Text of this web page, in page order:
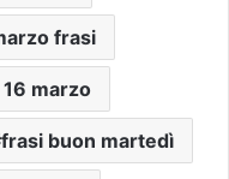
frasi
marzo
frasi buon martedì